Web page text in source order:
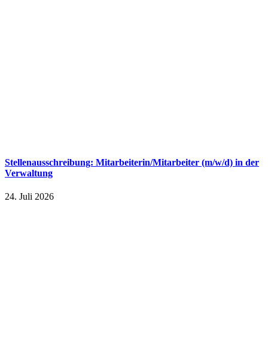
Stellenausschreibung: Mitarbeiterin/Mitarbeiter (m/w/d) in der
Verwaltung
24. Juli 2026